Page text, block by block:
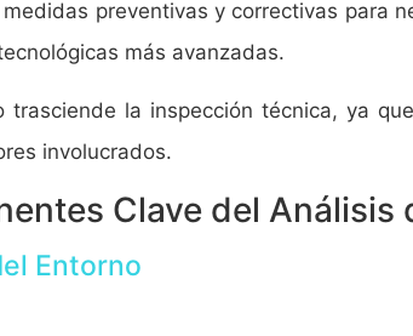
preventivas y correctivas para
más avanzadas.
trasciende la inspección técnica, ya
involucrados.
Clave del Análisis
Entorno